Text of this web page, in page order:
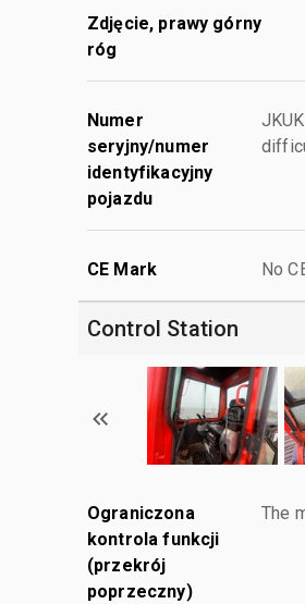
Zdjęcie, prawy górny
róg
Numer
seryjny/numer
identyfikacyjny
pojazdu
CE Mark No
Control Station
Ograniczona
kontrola funkcji
(przekrój
poprzeczny)
The